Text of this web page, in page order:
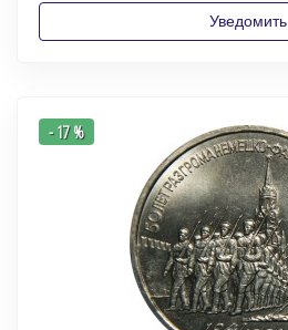
Уведомить
- 17 %